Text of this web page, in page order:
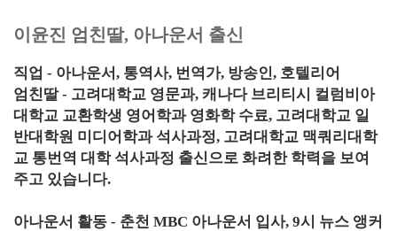
이윤진 엄친딸, 아나운서 출신
직업 - 아나운서, 통역사, 번역가, 방송인, 호텔리어
엄친딸 - 고려대학교 영문과, 캐나다 브리티시 컬럼비아
대학교 교환학생 영어학과 영화학 수료, 고려대학교 일
반대학원 미디어학과 석사과정, 고려대학교 맥쿼리대학
교 통번역 대학 석사과정 출신으로 화려한 학력을 보여
주고 있습니다.
아나운서 활동 - 춘천 MBC 아나운서 입사, 9시 뉴스 앵커